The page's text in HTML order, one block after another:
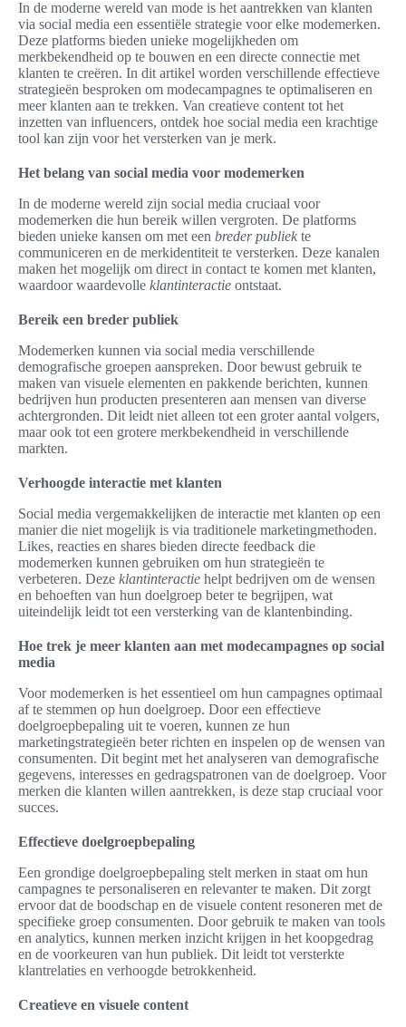
In de moderne wereld van mode is het aantrekken van klanten
via social media een essentiële strategie voor elke modemerken.
Deze platforms bieden unieke mogelijkheden om
merkbekendheid op te bouwen en een directe connectie met
klanten te creëren. In dit artikel worden verschillende effectieve
strategieën besproken om modecampagnes te optimaliseren en
meer klanten aan te trekken. Van creatieve content tot het
inzetten van influencers, ontdek hoe social media een krachtige
tool kan zijn voor het versterken van je merk.
Het belang van social media voor modemerken
In de moderne wereld zijn social media cruciaal voor
modemerken die hun bereik willen vergroten. De platforms
bieden unieke kansen om met een breder publiek te
communiceren en de merkidentiteit te versterken. Deze kanalen
maken het mogelijk om direct in contact te komen met klanten,
waardoor waardevolle klantinteractie ontstaat.
Bereik een breder publiek
Modemerken kunnen via social media verschillende
demografische groepen aanspreken. Door bewust gebruik te
maken van visuele elementen en pakkende berichten, kunnen
bedrijven hun producten presenteren aan mensen van diverse
achtergronden. Dit leidt niet alleen tot een groter aantal volgers,
maar ook tot een grotere merkbekendheid in verschillende
markten.
Verhoogde interactie met klanten
Social media vergemakkelijken de interactie met klanten op een
manier die niet mogelijk is via traditionele marketingmethoden.
Likes, reacties en shares bieden directe feedback die
modemerken kunnen gebruiken om hun strategieën te
verbeteren. Deze klantinteractie helpt bedrijven om de wensen
en behoeften van hun doelgroep beter te begrijpen, wat
uiteindelijk leidt tot een versterking van de klantenbinding.
Hoe trek je meer klanten aan met modecampagnes op social
media
Voor modemerken is het essentieel om hun campagnes optimaal
af te stemmen op hun doelgroep. Door een effectieve
doelgroepbepaling uit te voeren, kunnen ze hun
marketingstrategieën beter richten en inspelen op de wensen van
consumenten. Dit begint met het analyseren van demografische
gegevens, interesses en gedragspatronen van de doelgroep. Voor
merken die klanten willen aantrekken, is deze stap cruciaal voor
succes.
Effectieve doelgroepbepaling
Een grondige doelgroepbepaling stelt merken in staat om hun
campagnes te personaliseren en relevanter te maken. Dit zorgt
ervoor dat de boodschap en de visuele content resoneren met de
specifieke groep consumenten. Door gebruik te maken van tools
en analytics, kunnen merken inzicht krijgen in het koopgedrag
en de voorkeuren van hun publiek. Dit leidt tot versterkte
klantrelaties en verhoogde betrokkenheid.
Creatieve en visuele content